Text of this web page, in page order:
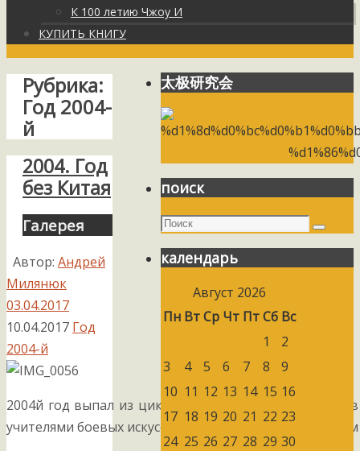
К 100 летию Чжоу И
КУПИТЬ КНИГУ
Рубрика:
Год 2004-
й
2004. Год
без Китая
Галерея
Автор: Андрей
Милянюк
03.04.2017
10.04.2017 Год
2004-й
2004й год выпал из цикла моих ежегодных поездок
учителями боевых искусств и оздоровительных систем
太极研究会
поиск
Поиск
Поиск
календарь
Август 2026
Пн ВтСр Чт ПтСб Вс
1
2
3
4 5 6 7 8
9
10 11 12 13 14 15 16
17 18 19 20 21 22 23
24 25 26 27 28 29 30